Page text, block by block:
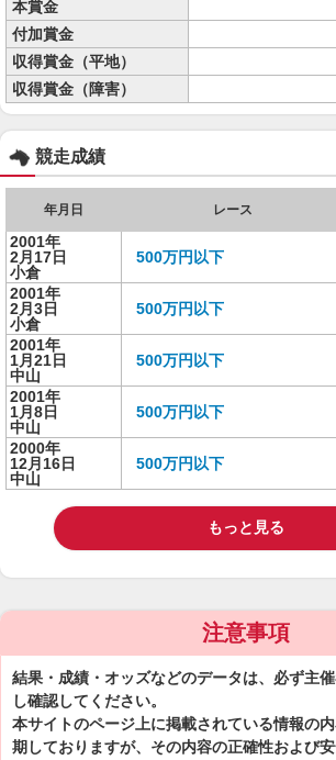
本賞金
付加賞金
収得賞金（平地）
収得賞金（障害）
競走成績
年月日 レース
2001年
2月17日
小倉
500万円以下
2001年
2月3日
小倉
500万円以下
2001年
1月21日
中山
500万円以下
2001年
1月8日
中山
500万円以下
2000年
12月16日
中山
500万円以下
もっと見る
注意事項
結果・成績・オッズなどのデータは、必ず主
し確認してください。
本サイトのページ上に掲載されている情報の
期しておりますが、その内容の正確性および